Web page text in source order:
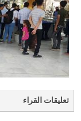
تعليقات القراء